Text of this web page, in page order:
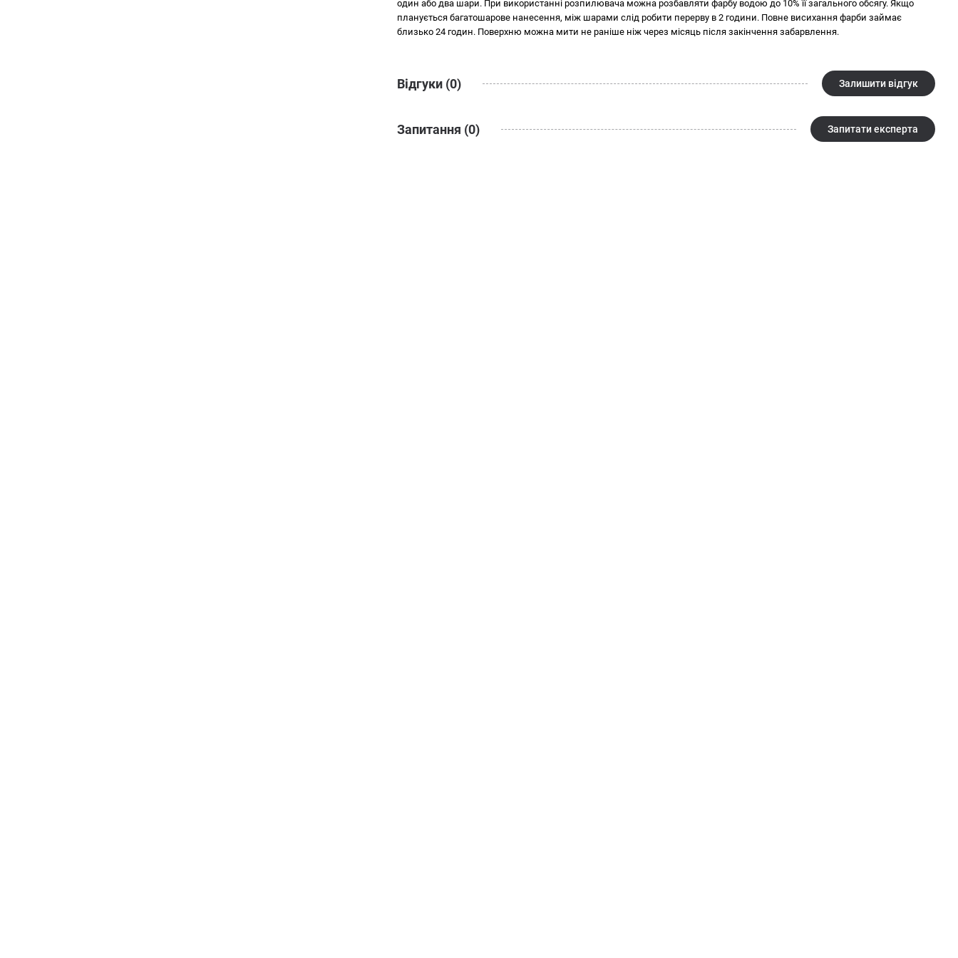
Symphony", "Monicolor Nova", "NCS", "RAL" і т.д.
Зносостійкість: 1 клас стійкості до мокрого стирання
Зберігання: зберігати та транспортувати при температурі +5 °С…+30 °С у герметично закритій упаковці виробника.
Увага! Виробник залишає за собою право змінювати інформацію про продукт, а саме його назву, параметри, упаковку,
один або два шари. При використанні розпилювача можна розбавляти фарбу водою до 10% її загального обсягу. Якщо
планується багатошарове нанесення, між шарами слід робити перерву в 2 години. Повне висихання фарби займає
близько 24 годин. Поверхню можна мити не раніше ніж через місяць після закінчення забарвлення.
Відгуки (0) Залишити відгук
Запитання (0) Запитати експерта